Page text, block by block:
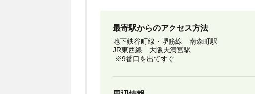
最寄駅からのアクセス方法
地下鉄谷町線・堺筋線 南森町駅
JR東西線 大阪天満宮駅
※9番口を出てすぐ